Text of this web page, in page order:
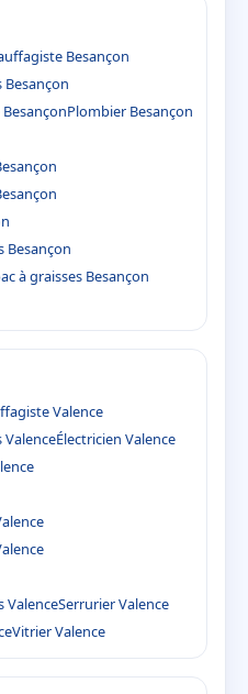
Besançon
Plombier Besançon
Besançon
à graisses Besançon
Valence
ValenceÉlectricien Valence
ValenceSerrurier Valence
Vitrier Valence